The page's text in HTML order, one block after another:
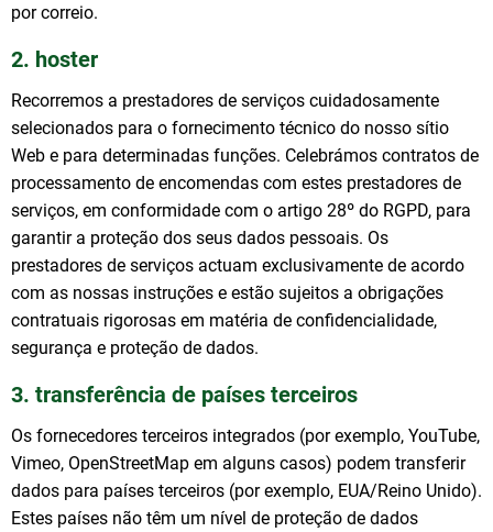
por correio.
2. hoster
Recorremos a prestadores de serviços cuidadosamente
selecionados para o fornecimento técnico do nosso sítio
Web e para determinadas funções. Celebrámos contratos de
processamento de encomendas com estes prestadores de
serviços, em conformidade com o artigo 28º do RGPD, para
garantir a proteção dos seus dados pessoais. Os
prestadores de serviços actuam exclusivamente de acordo
com as nossas instruções e estão sujeitos a obrigações
contratuais rigorosas em matéria de confidencialidade,
segurança e proteção de dados.
3. transferência de países terceiros
Os fornecedores terceiros integrados (por exemplo, YouTube,
Vimeo, OpenStreetMap em alguns casos) podem transferir
dados para países terceiros (por exemplo, EUA/Reino Unido).
Estes países não têm um nível de proteção de dados